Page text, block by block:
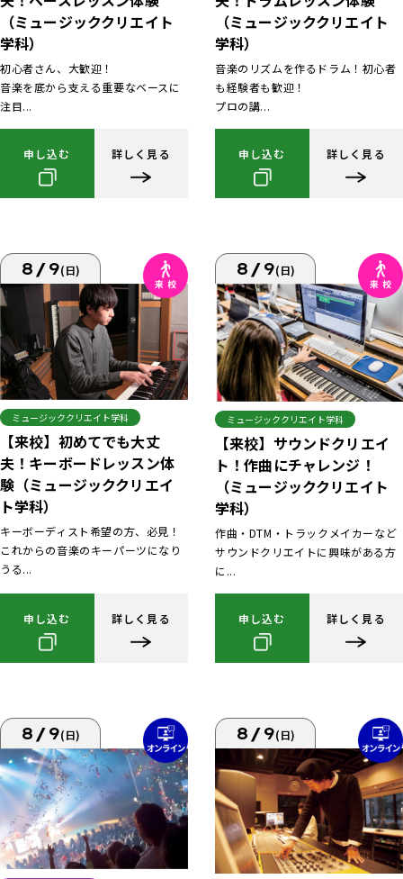
（ミュージッククリエイト
学科）
初心者さん、大歓迎！
音楽を底から支える重要なベースに
注目...
申し込む 詳しく見る
（ミュージッククリエイト
学科）
音楽のリズムを作るドラム！初心者
も経験者も歓迎！
プロの講...
申し込む 詳しく見る
8/9(日)
ミュージッククリエイト学科
【来校】初めてでも大丈
夫！キーボードレッスン体
験（ミュージッククリエイ
ト学科）
キーボーディスト希望の方、必見！
これからの音楽のキーパーツになり
うる...
申し込む 詳しく見る
8/9(日)
ミュージッククリエイト学科
【来校】サウンドクリエイ
ト！作曲にチャレンジ！
（ミュージッククリエイト
学科）
作曲・DTM・トラックメイカーなど
サウンドクリエイトに興味がある方
に...
申し込む 詳しく見る
8/9(日) 8/9(日)